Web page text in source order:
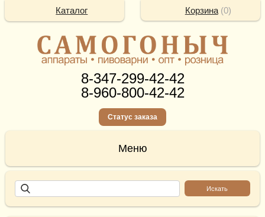
8-347-299-42-42
8-960-800-42-42
Статус заказа
Корзина(0)
Каталог